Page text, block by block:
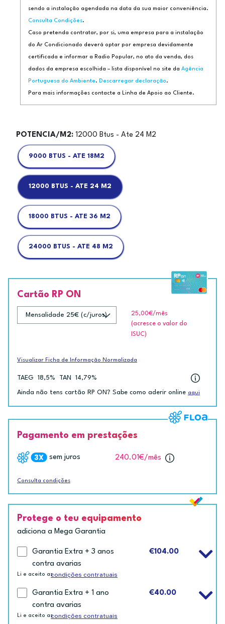
sendo a instalação agendada na data da sua maior conveniência.
Consulta Condições.
Caso pretenda contratar, por si, uma empresa para a instalação
do Ar Condicionado deverá optar por empresa devidamente
certificada e informar a Radio Popular, no ato da venda, dos
dados da empresa escolhida – lista disponível no site da Agência
Portuguesa do Ambiente. Descarregar declaração.
Para mais informações contacte a Linha de Apoio ao Cliente.
POTENCIA/M2: 12000 Btus - Ate 24 M2
9000 BTUS - ATE 18M2
12000 BTUS - ATE 24 M2
18000 BTUS - ATE 36 M2
24000 BTUS - ATE 48 M2
Cartão RP ON
25,00€/mês
(acresce o valor do
ISUC)
Visualizar Ficha de Informação Normalizada
TAEG 18,5% TAN 14,79%
Ainda não tens cartão RP ON? Sabe como aderir online aqui
Pagamento em prestações
sem juros 240.01€/mês
Consulta condições
Protege o teu equipamento
adiciona a Mega Garantia
Garantia Extra + 3 anos
contra avarias
€104.00
Li e aceito ascondições contratuais
Garantia Extra + 1 ano
contra avarias
€40.00
Li e aceito ascondições contratuais